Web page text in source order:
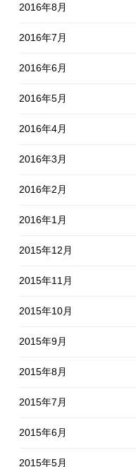
2016年8月
2016年7月
2016年6月
2016年5月
2016年4月
2016年3月
2016年2月
2016年1月
2015年12月
2015年11月
2015年10月
2015年9月
2015年8月
2015年7月
2015年6月
2015年5月